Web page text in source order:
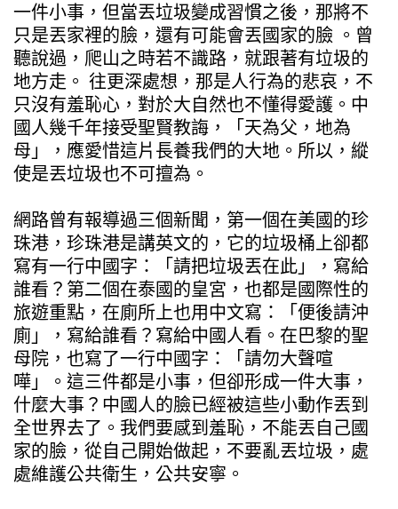
一件小事，但當丟垃圾變成習慣之後，那將不
只是丟家裡的臉，還有可能會丟國家的臉 。曾
聽說過，爬山之時若不識路，就跟著有垃圾的
地方走。 往更深處想，那是人行為的悲哀，不
只沒有羞恥心，對於大自然也不懂得愛護。中
國人幾千年接受聖賢教誨，「天為父，地為
母」，應愛惜這片長養我們的大地。所以，縱
使是丟垃圾也不可擅為。
網路曾有報導過三個新聞，第一個在美國的珍
珠港，珍珠港是講英文的，它的垃圾桶上卻都
寫有一行中國字：「請把垃圾丟在此」，寫給
誰看？第二個在泰國的皇宮，也都是國際性的
旅遊重點，在廁所上也用中文寫：「便後請沖
廁」，寫給誰看？寫給中國人看。在巴黎的聖
母院，也寫了一行中國字：「請勿大聲喧
嘩」。這三件都是小事，但卻形成一件大事，
什麼大事？中國人的臉已經被這些小動作丟到
全世界去了。我們要感到羞恥，不能丟自己國
家的臉，從自己開始做起，不要亂丟垃圾，處
處維護公共衛生，公共安寧。